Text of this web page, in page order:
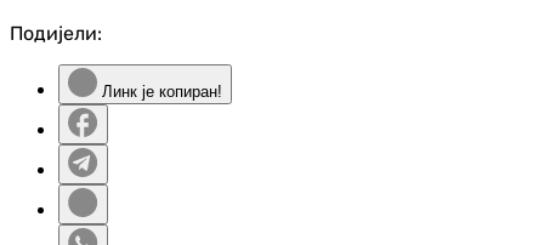
Подијели:
Линк је копиран!